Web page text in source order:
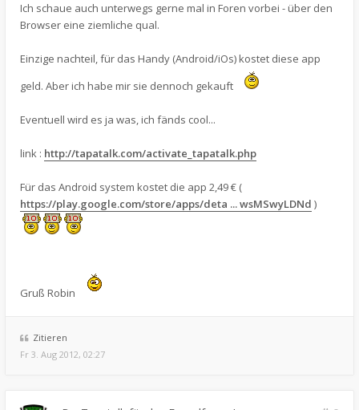
Ich schaue auch unterwegs gerne mal in Foren vorbei - über den
Browser eine ziemliche qual.
Einzige nachteil, für das Handy (Android/iOs) kostet diese app
geld. Aber ich habe mir sie dennoch gekauft
Eventuell wird es ja was, ich fänds cool...
link : http://tapatalk.com/activate_tapatalk.php
Für das Android system kostet die app 2,49 € (
https://play.google.com/store/apps/deta ... wsMSwyLDNd )
Gruß Robin
Zitieren
Fr 3. Aug 2012, 02:27